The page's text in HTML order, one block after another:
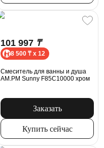
101 997 ₸
8 500 ₸ x 12
Смеситель для ванны и душа
AM.PM Sunny F85C10000 хром
Заказать
Купить сейчас